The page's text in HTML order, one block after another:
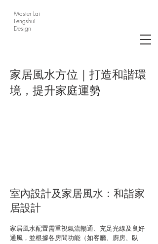
Master Lai
Fengshui
Design
家居風水方位｜打造和諧環
境，提升家庭運勢
室內設計及家居風水：和詣家
居設計
家居風水配置需重視氣流暢通、充足光線及良好
通風，並根據各房間功能（如客廳、廚房、臥